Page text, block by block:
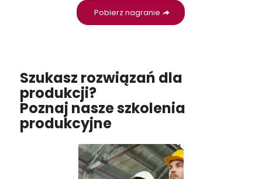
Pobierz nagranie
Szukasz rozwiązań dla
produkcji?
Poznaj nasze szkolenia
produkcyjne